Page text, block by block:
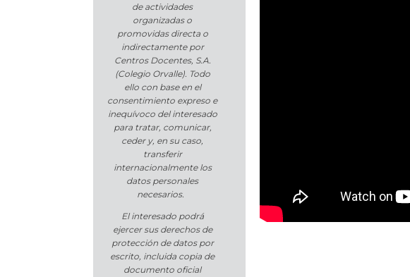
de actividades
organizadas o
promovidas directa o
indirectamente por
Centros Docentes, S.A.
(Colegio Orvalle). Todo
ello con base en el
consentimiento expreso e
inequívoco del interesado
para tratar, comunicar,
ceder y, en su caso,
transferir
internacionalmente los
datos personales
necesarios.
El interesado podrá
ejercer sus derechos de
protección de datos por
escrito, incluida copia de
documento oficial